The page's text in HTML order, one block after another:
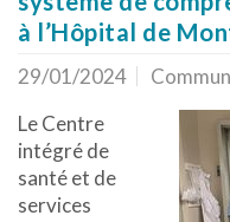
à l’Hôpital de
29/01/2024
Le Centre
intégré de
santé et de
services